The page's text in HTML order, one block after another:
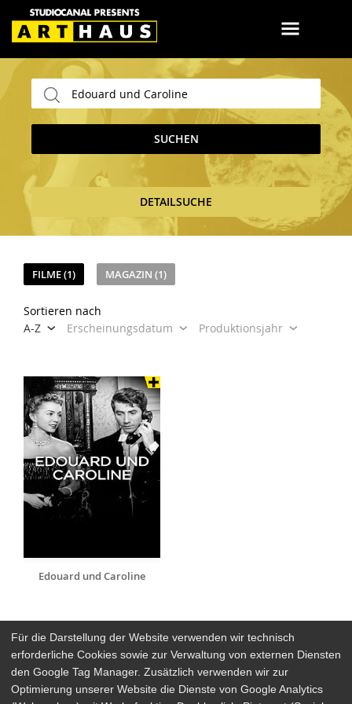
SUCHEN
DETAILSUCHE
FILME (1) MAGAZIN (1)
Sortieren nach
A-Z
Erscheinungsdatum Produktionsjahr
Edouard und Caroline
Arthaus Stores
Für die Darstellung der Website verwenden wir technisch
erforderliche Cookies sowie zur Verwaltung von externen Diensten
den Google Tag Manager. Zusätzlich verwenden wir zur
Optimierung unserer Website die Dienste von Google Analytics